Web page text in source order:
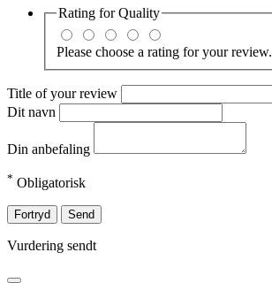
Rating forQuality
Please choose a rating for your review.
Title of your review
Dit navn
Din anbefaling
* Obligatorisk
Fortryd Send
Vurdering sendt